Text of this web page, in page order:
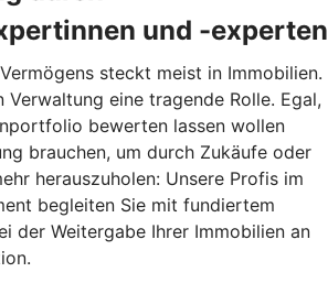
und -experten
steckt meist in Immobilien.
Verwaltung eine tragende Rolle. Egal,
bewerten lassen wollen
brauchen, um durch Zukäufe oder
herauszuholen: Unsere Profis im
begleiten Sie mit fundiertem
der Weitergabe Ihrer Immobilien an